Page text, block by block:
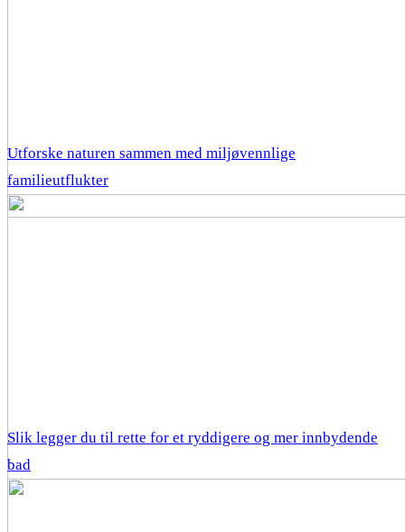
Utforske naturen sammen med miljøvennlige
familieutflukter
Slik legger du til rette for et ryddigere og mer innbydende
bad